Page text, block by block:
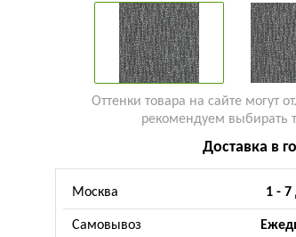
Оттенки товара на сайте могут
рекомендуем выбирать
Доставка в
Москва 1 - 7
Самовывоз